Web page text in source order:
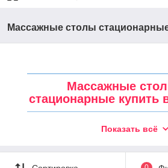
Массажные столы
Массажные
стационарные купить
основа каждой расслабляющей
Показать всё